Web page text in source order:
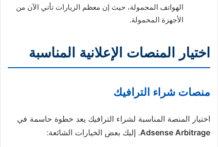
الهواتف المحمولة، حيث إن معظم الزيارات تأتي الآن من
الأجهزة المحمولة.
اختيار المنصات الإعلانية المناسبة
منصات شراء الترافيك
اختيار المنصة المناسبة لشراء الترافيك يعد خطوة حاسمة في
Adsense Arbitrage. إليك بعض الخيارات الشائعة: